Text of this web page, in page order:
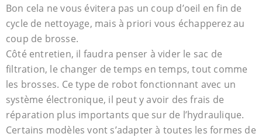
Bon cela ne vous évitera pas un coup d’oeil en fin de
cycle de nettoyage, mais à priori vous échapperez au
coup de brosse.
Côté entretien, il faudra penser à vider le sac de
filtration, le changer de temps en temps, tout comme
les brosses. Ce type de robot fonctionnant avec un
système électronique, il peut y avoir des frais de
réparation plus importants que sur de l’hydraulique.
Certains modèles vont s’adapter à toutes les formes de